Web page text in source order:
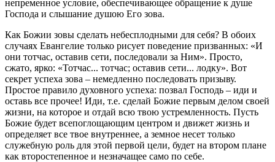
непременное условие, обеспечивающее обращение к душе
Господа и слышание душою Его зова.
Как Божии зовы сделать небесплодными для себя? В обоих
случаях Евангелие только рисует поведение призванных: «И
они тотчас, оставив сети, последовали за Ним». Просто,
сжато, ярко: «Тотчас... тотчас; оставив сети... лодку». Вот
секрет успеха зова – немедленно последовать призыву.
Простое правило духовного успеха: позвал Господь – иди и
оставь все прочее! Иди, т.е. сделай Божие первым делом своей
жизни, на которое и отдай всю твою устремленность. Пусть
Божие будет всепоглощающим центром и движет жизнь и
определяет все твое внутреннее, а земное несет только
служебную роль для этой первой цели, будет на втором плане
как второстепенное и незначащее само по себе.